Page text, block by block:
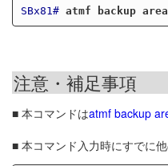
SBx81# atmf backup
注意・補足事項
■ 本コマンドはatmf backup
■ 本コマンド入力時にすでに